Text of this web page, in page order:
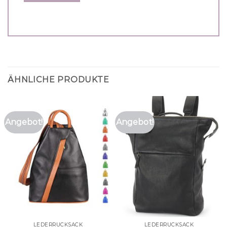
ÄHNLICHE PRODUKTE
Angebot!
LEDERRUCKSACK
Angebot!
LEDERRUCKSACK